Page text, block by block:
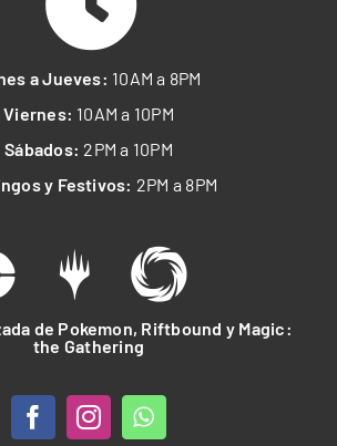
a Jueves: 10AM a 8PM
Viernes: 10AM a 10PM
Sábados: 2PM a 10PM
y Festivos: 2PM a 8PM
de Pokemon, Riftbound y Magic:
the Gathering